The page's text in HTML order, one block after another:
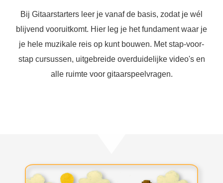
Bij Gitaarstarters leer je vanaf de basis, zodat je wél
blijvend vooruitkomt. Hier leg je het fundament waar je
je hele muzikale reis op kunt bouwen. Met stap-voor-
stap cursussen, uitgebreide overduidelijke video's en
alle ruimte voor gitaarspeelvragen.